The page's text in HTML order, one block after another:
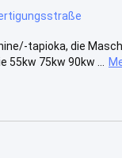
tapioka, die
75kw 90kw ...